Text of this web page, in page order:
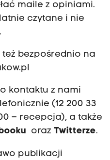
maile z opiniami.
czytane i nie
też bezpośrednio na
kontaktu z nami
(12 200 33
– recepcja), a także
oraz Twitterze.
publikacji